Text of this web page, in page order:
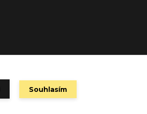
Souhlasím